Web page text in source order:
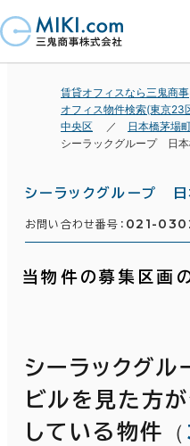
賃貸オフィスなら三鬼商事
オフィス物件検索(東京23
中央区
日本橋茅場
シーラックグループ 日
シーラックグループ 日
お問い合わせ番号： 021-
当物件の募集区画
シーラックグ
ビルを見た方
している物件
（